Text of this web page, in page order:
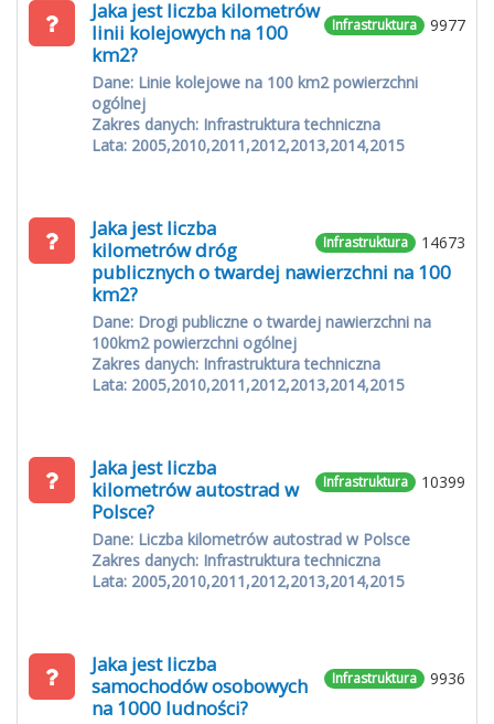
9977
Infrastruktura
Jaka jest liczba kilometrów
linii kolejowych na 100
km2?
Dane: Linie kolejowe na 100 km2 powierzchni
ogólnej
Zakres danych: Infrastruktura techniczna
Lata: 2005,2010,2011,2012,2013,2014,2015
14673
Infrastruktura
Jaka jest liczba
kilometrów dróg
publicznych o twardej nawierzchni na 100
km2?
Dane: Drogi publiczne o twardej nawierzchni na
100km2 powierzchni ogólnej
Zakres danych: Infrastruktura techniczna
Lata: 2005,2010,2011,2012,2013,2014,2015
10399
Infrastruktura
Jaka jest liczba
kilometrów autostrad w
Polsce?
Dane: Liczba kilometrów autostrad w Polsce
Zakres danych: Infrastruktura techniczna
Lata: 2005,2010,2011,2012,2013,2014,2015
9936
Infrastruktura
Jaka jest liczba
samochodów osobowych
na 1000 ludności?